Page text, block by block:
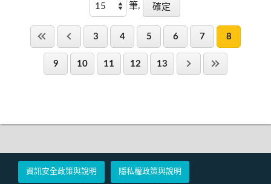
筆,
3 4 5 6 7 8
9 10 11 12 13
資訊安全政策與說明 隱私權政策與說明